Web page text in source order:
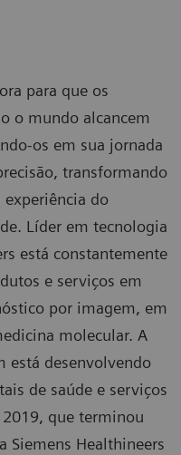
para que os
o mundo alcancem
os em sua jornada
transformando
do
Líder em tecnologia
está constantemente
e serviços em
por imagem, em
molecular. A
está desenvolvendo
de saúde e serviços
que terminou
Siemens Healthineers